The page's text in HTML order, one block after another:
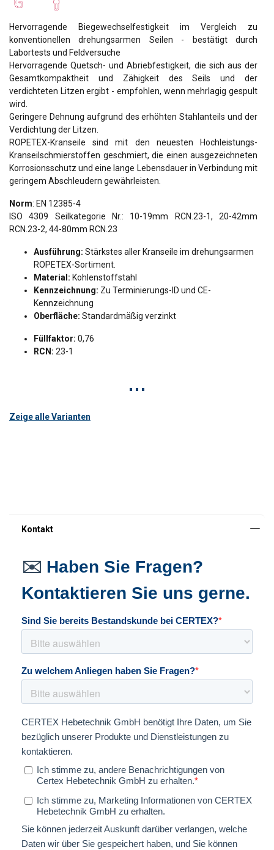
Hervorragende Biegewechselfestigkeit im Vergleich zu
konventionellen drehungsarmen Seilen - bestätigt durch
Labortests und Feldversuche
Hervorragende Quetsch- und Abriebfestigkeit, die sich aus der
Gesamtkompaktheit und Zähigkeit des Seils und der
verdichteten Litzen ergibt - empfohlen, wenn mehrlagig gespult
wird.
Geringere Dehnung aufgrund des erhöhten Stahlanteils und der
Verdichtung der Litzen.
ROPETEX-Kranseile sind mit den neuesten Hochleistungs-
Kranseilschmierstoffen geschmiert, die einen ausgezeichneten
Korrosionsschutz und eine lange Lebensdauer in Verbindung mit
geringem Abschleudern gewährleisten.
Norm: EN 12385-4
ISO 4309 Seilkategorie Nr.: 10-19mm RCN.23-1, 20-42mm
RCN.23-2, 44-80mm RCN.23
Ausführung: Stärkstes aller Kranseile im drehungsarmen
ROPETEX-Sortiment.
Material: Kohlenstoffstahl
Kennzeichnung: Zu Terminierungs-ID und CE-
Kennzeichnung
Oberfläche: Standardmäßig verzinkt
Füllfaktor: 0,76
RCN: 23-1
Zeige alle Varianten